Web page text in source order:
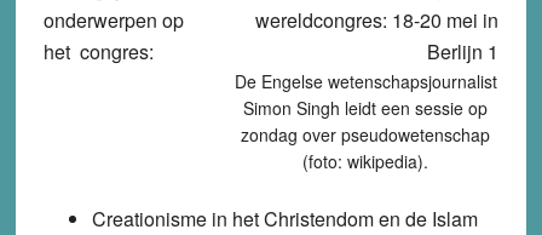
De Engelse wetenschapsjournalist
Simon Singh leidt een sessie op
zondag over pseudowetenschap
(foto: wikipedia).
onderwerpen op
het congres:
Creationisme in het Christendom en de Islam